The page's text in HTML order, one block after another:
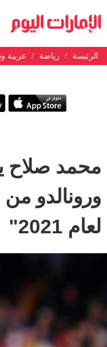
الرئيسة رياضة عربية
محمد صلاح
ورونالدو
لعام 2021"